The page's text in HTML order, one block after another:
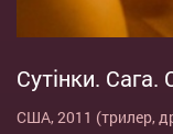
Сутінки. Сага.
США, 2011 (трилер,